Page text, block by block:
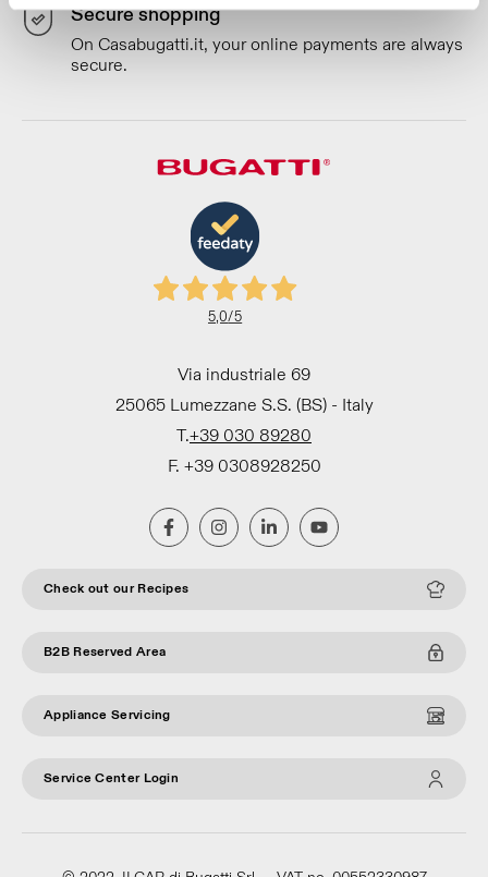
Secure shopping
On Casabugatti.it, your online payments are always
secure.
5,0/5
Via industriale 69
25065 Lumezzane S.S. (BS) - Italy
T.+39 030 89280
F. +39 0308928250
Check out our Recipes
B2B Reserved Area
Appliance Servicing
Service Center Login